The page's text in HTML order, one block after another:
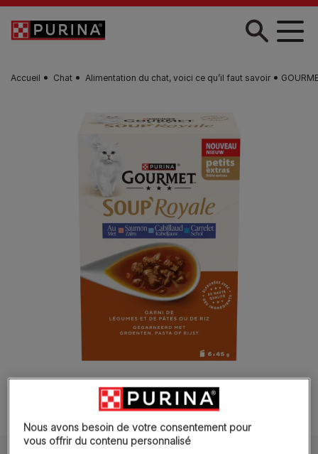
Skip to main content
Accueil Chat Alimentation du chat, voici ce qu’il faut savoir
Nous avons besoin de votre consentement pour
vous offrir du contenu personnalisé